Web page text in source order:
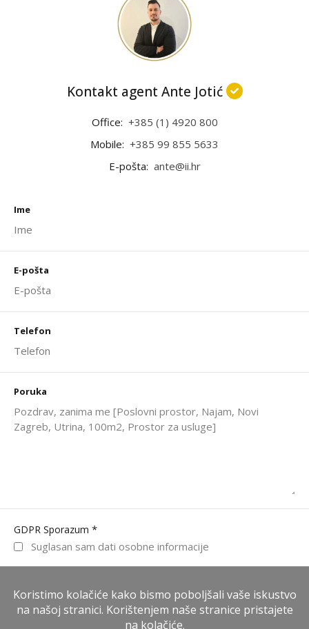
Kontakt agent Ante Jotić
Office: +385 (1) 4920 800
Mobile: +385 99 855 5633
E-pošta: ante@ii.hr
Ime
E-pošta
Telefon
Poruka
GDPR Sporazum *
Suglasan sam dati osobne informacije
WhatsApp Nazovite odmah